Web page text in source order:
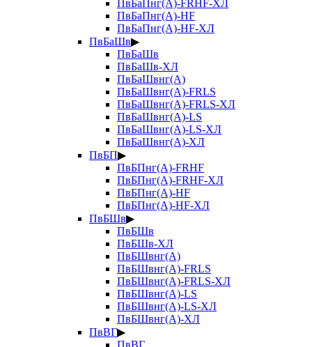
ПвБаПнг(А)-FRHF-ХЛ
ПвБаПнг(А)-HF
ПвБаПнг(А)-HF-ХЛ
ПвБаШв▶
ПвБаШв
ПвБаШв-ХЛ
ПвБаШвнг(А)
ПвБаШвнг(А)-FRLS
ПвБаШвнг(А)-FRLS-ХЛ
ПвБаШвнг(А)-LS
ПвБаШвнг(А)-LS-ХЛ
ПвБаШвнг(А)-ХЛ
ПвБП▶
ПвБПнг(А)-FRHF
ПвБПнг(А)-FRHF-ХЛ
ПвБПнг(А)-HF
ПвБПнг(А)-HF-ХЛ
ПвБШв▶
ПвБШв
ПвБШв-ХЛ
ПвБШвнг(А)
ПвБШвнг(А)-FRLS
ПвБШвнг(А)-FRLS-ХЛ
ПвБШвнг(А)-LS
ПвБШвнг(А)-LS-ХЛ
ПвБШвнг(А)-ХЛ
ПвВГ▶
ПвВГ